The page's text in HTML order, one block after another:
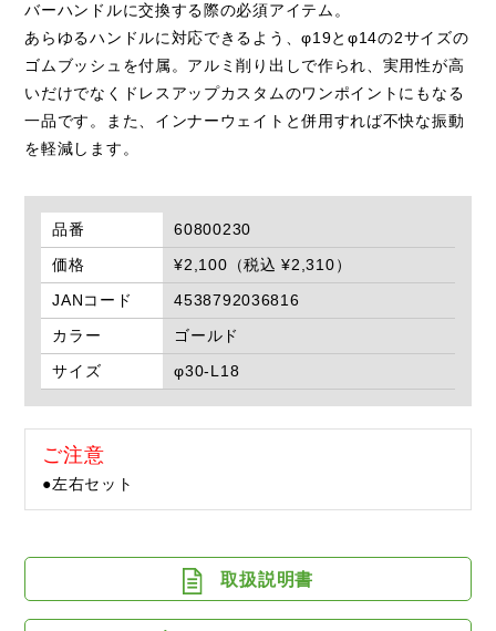
バーハンドルに交換する際の必須アイテム。
あらゆるハンドルに対応できるよう、φ19とφ14の2サイズの
ゴムブッシュを付属。アルミ削り出しで作られ、実用性が高
いだけでなくドレスアップカスタムのワンポイントにもなる
一品です。また、インナーウェイトと併用すれば不快な振動
を軽減します。
品番
60800230
価格
¥2,100（税込 ¥2,310）
JANコード
4538792036816
カラー
ゴールド
サイズ
φ30-L18
ご注意
●左右セット
取扱説明書